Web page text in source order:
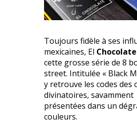
Toujours fidèle à ses
mexicaines, El Chocolate
cette grosse série de 8
street. Intitulée « Black
y retrouve les codes des
divinatoires, savamment
présentées dans un
couleurs.